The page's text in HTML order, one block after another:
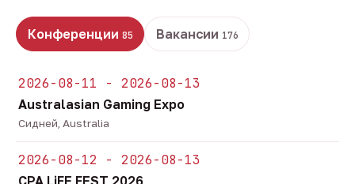
Конференции 85 Вакансии 176
2026-08-11 - 2026-08-13
Australasian Gaming Expo
Сидней, Australia
2026-08-12 - 2026-08-13